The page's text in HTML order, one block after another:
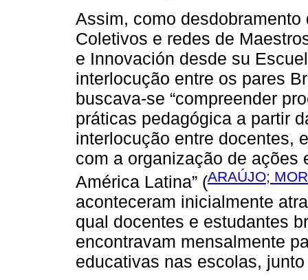
Assim, como desdobramento
Coletivos e redes de
e Innovación desde su
interlocução entre os pares
buscava-se “compreender
práticas pedagógica a partir
interlocução entre docentes,
com a organização de ações
América Latina” (ARAÚJO;
aconteceram inicialmente
qual docentes e estudantes
encontravam mensalmente
educativas nas escolas,